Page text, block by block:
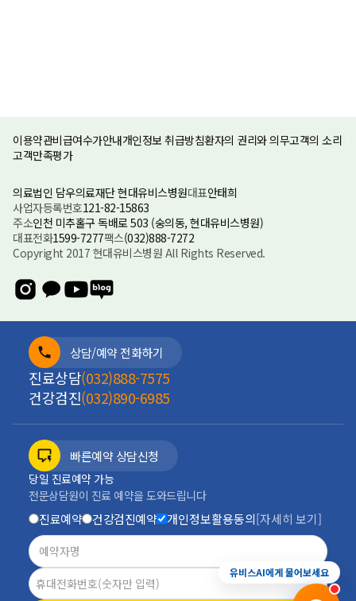
이용약관비급여수가안내개인정보 취급방침환자의 권리와 의무고객의 소리
고객만족평가
의료법인 담우의료재단 현대유비스병원대표안태희
사업자등록번호121-82-15863
주소인천 미추홀구 독배로 503 (숭의동, 현대유비스병원)
대표전화1599-7277팩스(032)888-7272
Copyright 2017 현대유비스병원 All Rights Reserved.
상담/예약 전화하기
진료상담(032)888-7575
건강검진(032)890-6985
빠른예약 상담신청
당일 진료예약 가능
전문상담원이 진료 예약을 도와드립니다
진료예약 건강검진예약 개인정보활용동의[자세히 보기]
유비스AI에게 물어보세요
진료예약 증상상담 전화안내